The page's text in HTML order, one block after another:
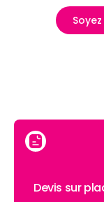
Devis sur